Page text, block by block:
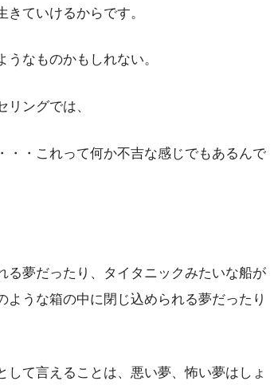
ていけるからです。
なものかもしれない。
ングでは、
・・これって何か不吉な感じでもあるんで
る夢だったり、タイタニックみたいな船が
うな箱の中に閉じ込められる夢だったり
て言えることは、悪い夢、怖い夢はしょ